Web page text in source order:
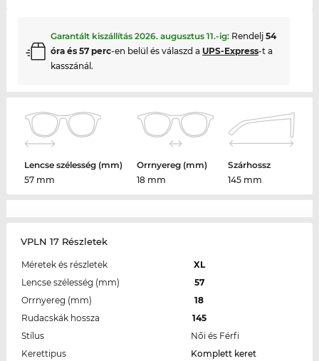
Garantált kiszállítás 2026. augusztus 11.-ig: Rendelj 54
óra és 57 perc-en belül és válaszd a UPS-Express-t a
kasszánál.
Lencse szélesség (mm)
57 mm
Orrnyereg (mm)
18 mm
Szárhossz
145 mm
VPLN 17 Részletek
Méretek és részletek
XL
Lencse szélesség (mm)
57
Orrnyereg (mm)
18
Rudacskák hossza
145
Stílus
Női és Férfi
Kerettipus
Komplett keret